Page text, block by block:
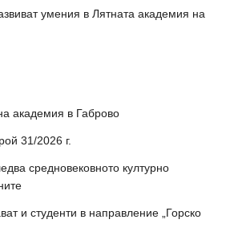
умения в Лятната академия на
академия в Габрово
31/2026 г.
средновековното културно
и студенти в направление „Горско